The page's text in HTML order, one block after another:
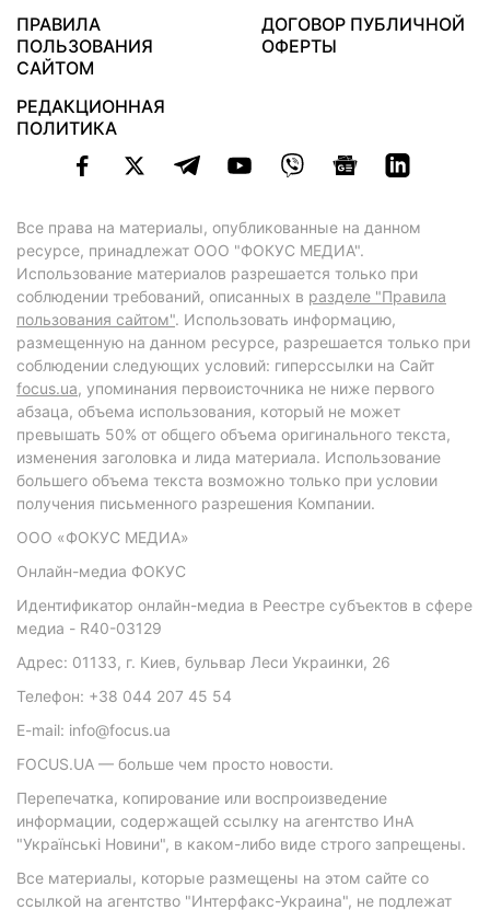
ПРАВИЛА
ПОЛЬЗОВАНИЯ
САЙТОМ
ДОГОВОР ПУБЛИЧНОЙ
ОФЕРТЫ
РЕДАКЦИОННАЯ
ПОЛИТИКА
Все права на материалы, опубликованные на данном
ресурсе, принадлежат ООО "ФОКУС МЕДИА".
Использование материалов разрешается только при
соблюдении требований, описанных в разделе "Правила
пользования сайтом". Использовать информацию,
размещенную на данном ресурсе, разрешается только при
соблюдении следующих условий: гиперссылки на Сайт
focus.ua, упоминания первоисточника не ниже первого
абзаца, объема использования, который не может
превышать 50% от общего объема оригинального текста,
изменения заголовка и лида материала. Использование
большего объема текста возможно только при условии
получения письменного разрешения Компании.
ООО «ФОКУС МЕДИА»
Онлайн-медиа ФОКУС
Идентификатор онлайн-медиа в Реестре субъектов в сфере
медиа - R40-03129
Адрес: 01133, г. Киев, бульвар Леси Украинки, 26
Телефон: +38 044 207 45 54
E-mail: info@focus.ua
FOCUS.UA — больше чем просто новости.
Перепечатка, копирование или воспроизведение
информации, содержащей ссылку на агентство ИнА
"Українські Новини", в каком-либо виде строго запрещены.
Все материалы, которые размещены на этом сайте со
ссылкой на агентство "Интерфакс-Украина", не подлежат